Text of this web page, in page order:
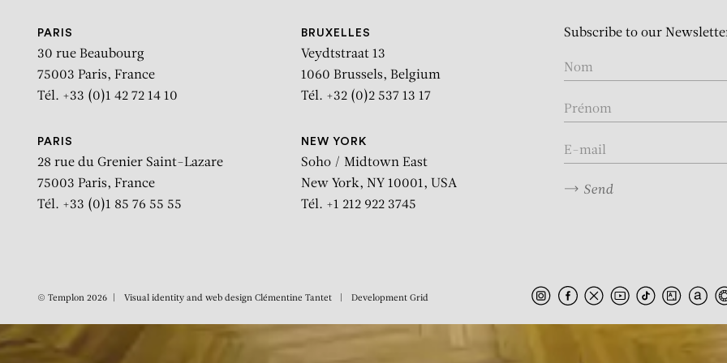
“Les Portes de Rome”: vue
PARIS
30 rue Beaubourg
75003 Paris, France
Tél. +33 (0)1 42 72 14 10
BRUXELLES
Veydtstraat 13
1060 Brussels, Belgium
Tél. +32 (0)2 537 13 17
PARIS
28 rue du Grenier Saint-Lazare
75003 Paris, France
Tél. +33 (0)1 85 76 55 55
NEW YORK
Soho / Midtown East
New York, NY 10001, USA
Tél. +1 212 922 3745
Subscribe to our
Send
© Templon 2026 Visual identity and web design Clémentine Tantet Development Grid